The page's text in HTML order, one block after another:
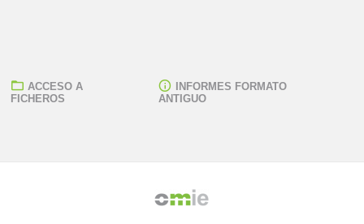
ACCESO A
FICHEROS
INFORMES FORMATO
ANTIGUO